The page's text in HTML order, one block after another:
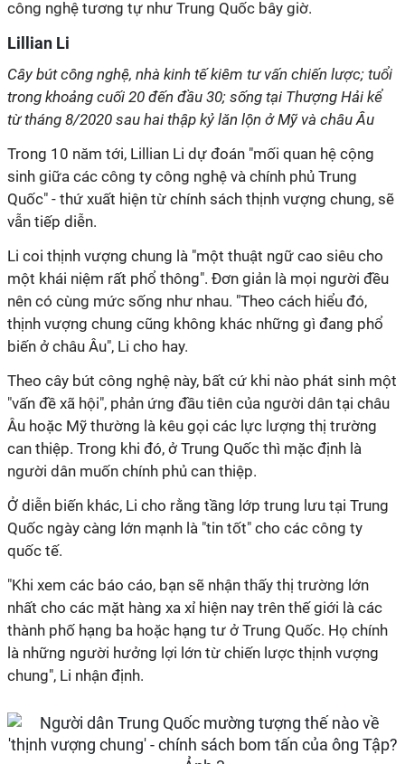
công nghệ tương tự như Trung Quốc bây giờ.
Lillian Li
Cây bút công nghệ, nhà kinh tế kiêm tư vấn chiến lược; tuổi
trong khoảng cuối 20 đến đầu 30; sống tại Thượng Hải kể
từ tháng 8/2020 sau hai thập kỷ lăn lộn ở Mỹ và châu Âu
Trong 10 năm tới, Lillian Li dự đoán "mối quan hệ cộng
sinh giữa các công ty công nghệ và chính phủ Trung
Quốc" - thứ xuất hiện từ chính sách thịnh vượng chung, sẽ
vẫn tiếp diễn.
Li coi thịnh vượng chung là "một thuật ngữ cao siêu cho
một khái niệm rất phổ thông". Đơn giản là mọi người đều
nên có cùng mức sống như nhau. "Theo cách hiểu đó,
thịnh vượng chung cũng không khác những gì đang phổ
biến ở châu Âu", Li cho hay.
Theo cây bút công nghệ này, bất cứ khi nào phát sinh một
"vấn đề xã hội", phản ứng đầu tiên của người dân tại châu
Âu hoặc Mỹ thường là kêu gọi các lực lượng thị trường
can thiệp. Trong khi đó, ở Trung Quốc thì mặc định là
người dân muốn chính phủ can thiệp.
Ở diễn biến khác, Li cho rằng tầng lớp trung lưu tại Trung
Quốc ngày càng lớn mạnh là "tin tốt" cho các công ty
quốc tế.
"Khi xem các báo cáo, bạn sẽ nhận thấy thị trường lớn
nhất cho các mặt hàng xa xỉ hiện nay trên thế giới là các
thành phố hạng ba hoặc hạng tư ở Trung Quốc. Họ chính
là những người hưởng lợi lớn từ chiến lược thịnh vượng
chung", Li nhận định.